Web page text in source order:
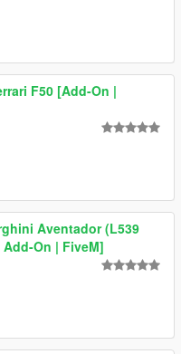
F50 [Add-On |
Aventador (L539
On | FiveM]